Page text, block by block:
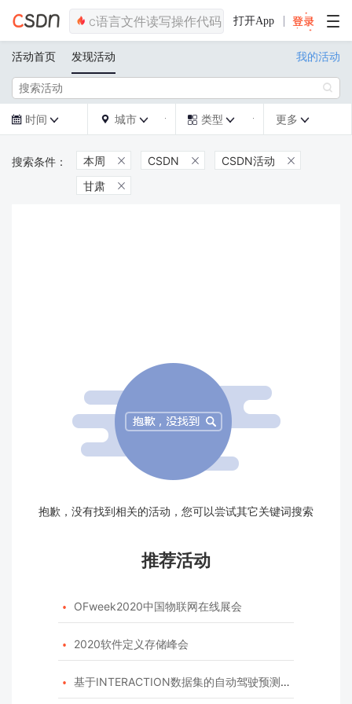
打开App
活动首页 发现活动 我的活动

 时间   城市   类型  更多 
本周  CSDN  CSDN活动 
甘肃 
抱歉，没有找到相关的活动，您可以尝试其它关键词搜索
推荐活动
 OFweek2020中国物联网在线展会
 2020软件定义存储峰会
 基于INTERACTION数据集的自动驾驶预测模型挑战赛